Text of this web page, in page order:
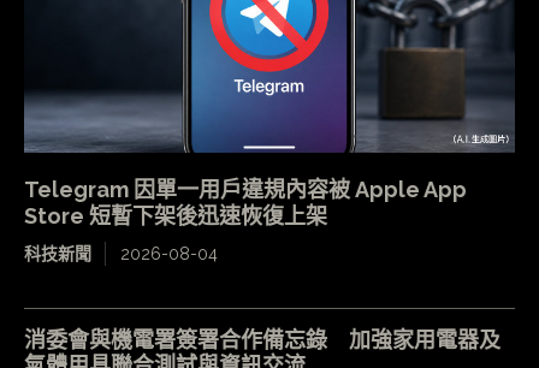
Telegram 因單一用戶違規內容被 Apple App
Store 短暫下架後迅速恢復上架
科技新聞 2026-08-04
消委會與機電署簽署合作備忘錄 加強家用電器及